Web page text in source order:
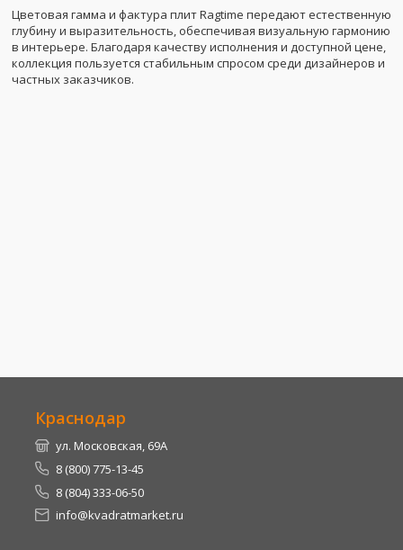
Цветовая гамма и фактура плит Ragtime передают естественную
глубину и выразительность, обеспечивая визуальную гармонию
в интерьере. Благодаря качеству исполнения и доступной цене,
коллекция пользуется стабильным спросом среди дизайнеров и
частных заказчиков.
Краснодар
ул. Московская, 69А
8 (800) 775-13-45
8 (804) 333-06-50
info@kvadratmarket.ru